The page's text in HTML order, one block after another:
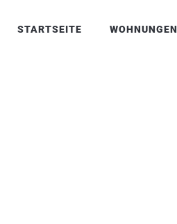
STARTSEITE WOHNUNGEN